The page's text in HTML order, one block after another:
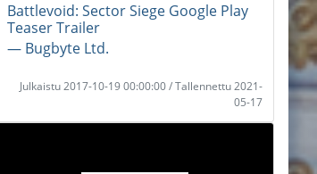
Battlevoid: Sector Siege Google Play
Teaser Trailer
― Bugbyte Ltd.
Julkaistu 2017-10-19 00:00:00 / Tallennettu 2021-
05-17